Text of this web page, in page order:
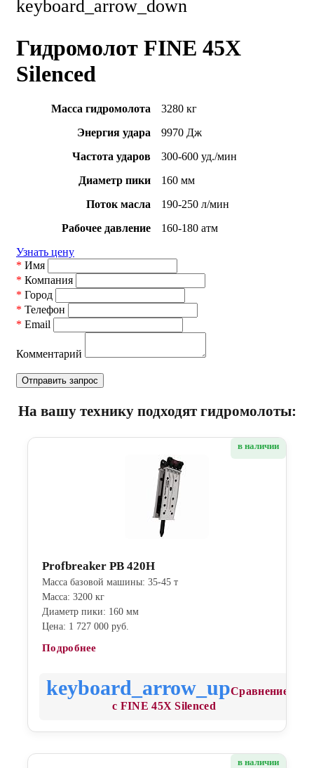
keyboard_arrow_down
Гидромолот FINE 45X
Silenced
Масса гидромолота
3280 кг
Энергия удара
9970 Дж
Частота ударов
300-600 уд./мин
Диаметр пики
160 мм
Поток масла
190-250 л/мин
Рабочее давление
160-180 атм
Узнать цену
* Имя
* Компания
* Город
* Телефон
* Email
Комментарий
На вашу технику подходят гидромолоты:
в наличии
Profbreaker PB 420H
Масса базовой машины: 35-45 т
Масса: 3200 кг
Диаметр пики: 160 мм
Цена: 1 727 000 руб.
Подробнее
Сравнение
с FINE 45X Silenced
в наличии